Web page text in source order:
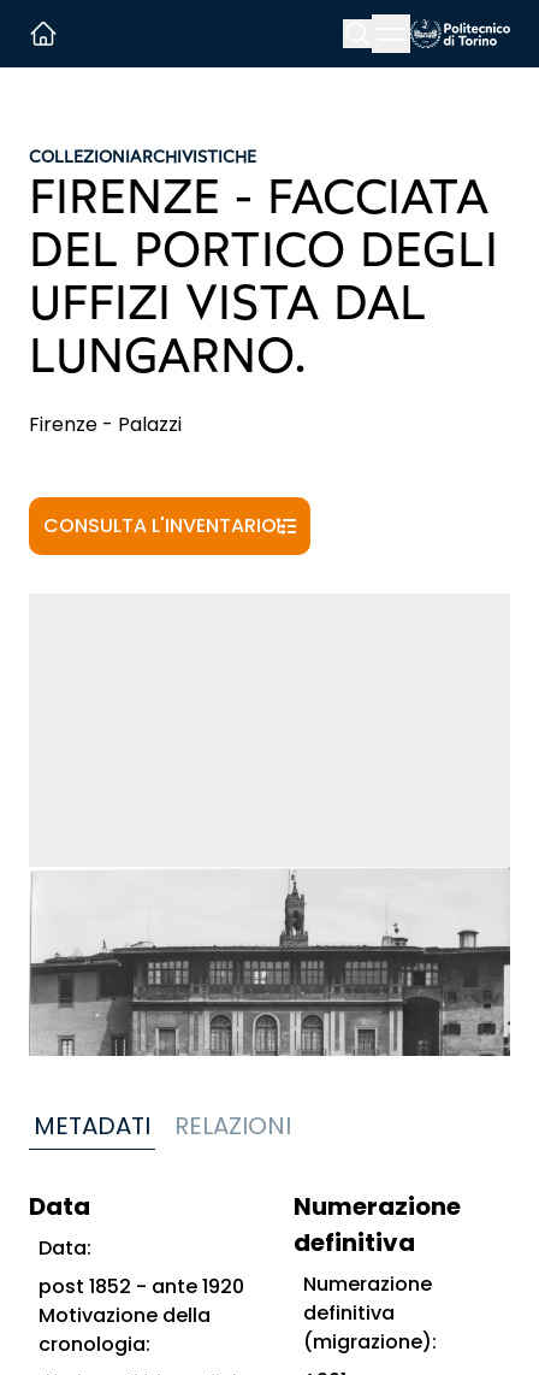
Menu button
COLLEZIONIARCHIVISTICHE
FIRENZE - FACCIATA
DEL PORTICO DEGLI
UFFIZI VISTA DAL
LUNGARNO.
Firenze - Palazzi
CONSULTA L'INVENTARIO
METADATI RELAZIONI
Data
Data:
post 1852 - ante 1920
Motivazione della
cronologia:
Numerazione
definitiva
Numerazione
definitiva
(migrazione):